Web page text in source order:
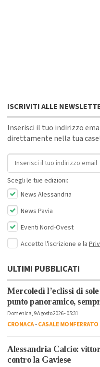
ISCRIVITI ALLE
Inserisci il tuo indirizzo
direttamente nella tua
Indirizzo email
Scegli le tue edizioni:
News Alessandria
News Pavia
Eventi Nord-Ovest
Accetto l'iscrizione e la
ULTIMI PUBBLICATI
Mercoledì l’eclissi di
punto panoramico,
Domenica, 9 Agosto 2026 - 05:31
CRONACA-CASALE MONFERRATO
Alessandria Calcio:
contro la Gaviese